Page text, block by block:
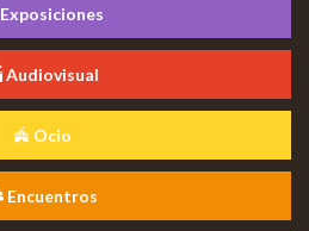
Exposiciones
Audiovisual
Ocio
Encuentros